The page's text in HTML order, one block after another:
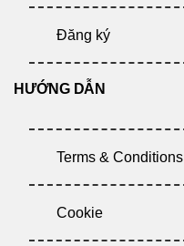
Đăng ký
HƯỚNG DẪN
Terms & Conditions
Cookie